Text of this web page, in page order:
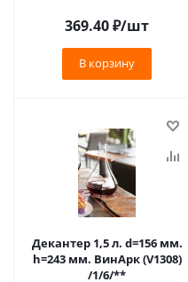
369.40₽/шт
В корзину
Декантер 1,5 л. d=156 мм.
h=243 мм. ВинАрк (V1308)
/1/6/**